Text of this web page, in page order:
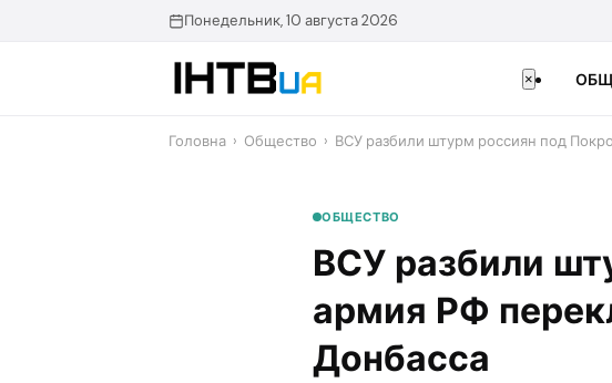
Понедельник, 10 августа 2026
×
Головна › Общество › ВСУ разбили штурм россиян под
ОБЩЕСТВО
ВСУ разбили
армия РФ
Донбасса